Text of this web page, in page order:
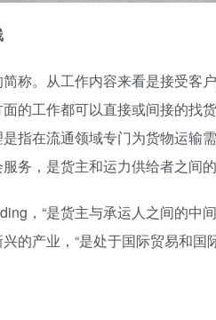
称。从工作内容来看是接受客
的工作都可以直接或间接的找
指在流通领域专门为货物运输
务，是货主和运力供给者之间的
，“是货主与承运人之间的中
的产业，“是处于国际贸易和国